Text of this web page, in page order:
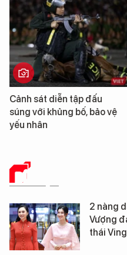
Cảnh sát diễn tập đấu
súng với khủng bố, bảo vệ
yếu nhân
DỮ LIỆU
2 nàng
Vượng
thái